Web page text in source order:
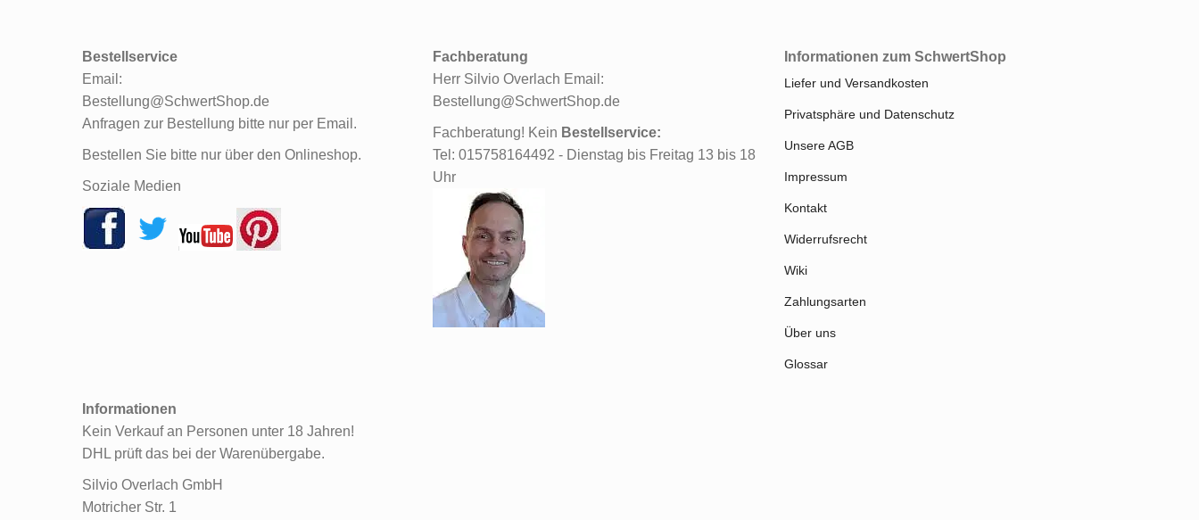
Bestellservice
Email:
Bestellung@SchwertShop.de
Anfragen zur Bestellung bitte nur per Email.
Bestellen Sie bitte nur über den Onlineshop.
Soziale Medien
Fachberatung
Herr Silvio Overlach Email:
Bestellung@SchwertShop.de
Fachberatung! Kein Bestellservice:
Tel: 015758164492 - Dienstag bis Freitag 13 bis 18
Uhr
Informationen zum SchwertShop
Liefer und Versandkosten
Privatsphäre und Datenschutz
Unsere AGB
Impressum
Kontakt
Widerrufsrecht
Wiki
Zahlungsarten
Über uns
Glossar
Informationen
Kein Verkauf an Personen unter 18 Jahren!
DHL prüft das bei der Warenübergabe.
Silvio Overlach GmbH
Motricher Str. 1